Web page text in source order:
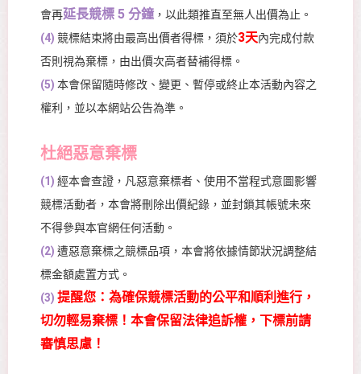
會再延長競標 5 分鐘 ，以此類推直至無人出價為止。
(4) 競標結束將由最高出價者得標，須於3天內完成付款
否則視為棄標，由出價次高者替補得標。
(5) 本會保留隨時修改、變更、暫停或終止本活動內容之
權利，並以本網站公告為準。
杜絕惡意棄標
(1) 經本會查證，凡惡意棄標者、使用不當程式意圖影響
競標活動者，本會將刪除出價紀錄，並封鎖其帳號未來
不得參與本官網任何活動。
(2) 遭惡意棄標之競標品項，本會將依據情節狀況調整結
標金額處置方式。
(3) 提醒您：為確保競標活動的公平和順利進行，
切勿輕易棄標！本會保留法律追訴權，下標前請
審慎思慮！